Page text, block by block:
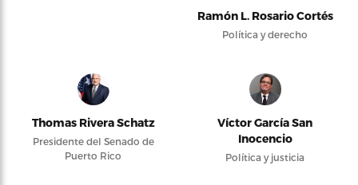
Ramón L. Rosario Cortés
Política y derecho
Thomas Rivera Schatz
Presidente del Senado de
Puerto Rico
Víctor García San
Inocencio
Política y justicia